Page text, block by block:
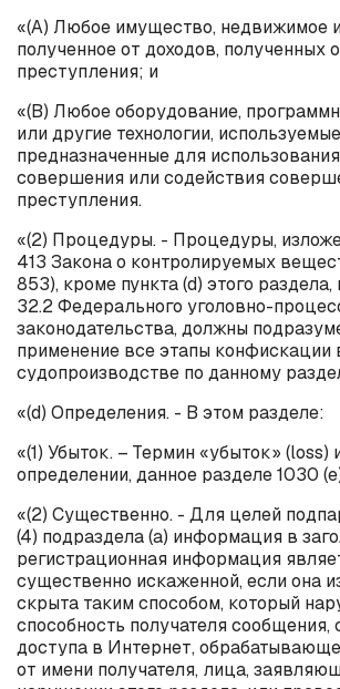
«(А) Любое имущество, недвижимое
полученное от доходов, полученных
преступления; и
«(B) Любое оборудование,
или другие технологии,
предназначенные для
совершения или содействия
преступления.
«(2) Процедуры. - Процедуры,
413 Закона о контролируемых
853), кроме пункта (d) этого
32.2 Федерального уголовно-
законодательства, должны
применение все этапы конфискации
судопроизводстве по данному
«(d) Определения. - В этом разделе:
«(1) Убыток. – Термин «убыток» (loss)
определении, данное разделе 1030
«(2) Существенно. - Для целей
(4) подраздела (a) информация в
регистрационная информация
существенно искаженной, если она
скрыта таким способом, который
способность получателя сообщения,
доступа в Интернет,
от имени получателя, лица,